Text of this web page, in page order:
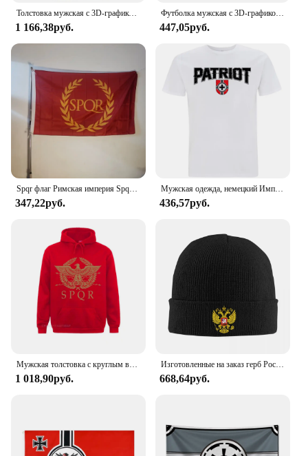
Толстовка мужская с 3D-графикой, свитшот с капюшоном в стиле Святого Римского империи, рыцарь, Повседневный пуловер, винтажная кофта с капюшоном, Th Century
1 166,38руб.
Футболка мужская с 3D-графикой, повседневный топ с коротким рукавом, с рисунком святой римской империи рыцаря, винтажная уличная одежда, Th Century
447,05руб.
Spqr флаг Римская империя Spqr флаг гордость баннер открытый для украшения 150*90 см полиэстер
347,22руб.
Мужская одежда, немецкий Империя, флаг битвы патриот, футболка, креативная Ретро футболка, летняя мужская версия, мужские рубашки
436,57руб.
Мужская толстовка с круглым вырезом, в стиле ретро
1 018,90руб.
Изготовленные на заказ герб России Skullies шапки шапки модная зимняя теплая вязаная шапка унисекс для взрослых русская ампирная шапка
668,64руб.